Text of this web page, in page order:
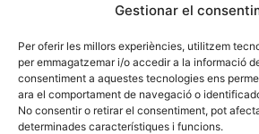
Gestionar el
Per oferir les millors experiències, utilitzem
per emmagatzemar i/o accedir a la informació
consentiment a aquestes tecnologies ens
ara el comportament de navegació o
No consentir o retirar el consentiment, pot
determinades característiques i funcions.
Fes-te Soci
Subscriu-te a la